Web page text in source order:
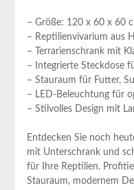
– Größe: 120 x 60 x 60
– Reptilienvivarium aus
– Terrarienschrank mit
– Integrierte Steckdose
– Stauraum für Futter,⁣
– ‍LED-Beleuchtung für
– Stilvolles ⁣Design mit
Entdecken Sie noch
mit ⁣Unterschrank und
für Ihre Reptilien.
Stauraum, modernem